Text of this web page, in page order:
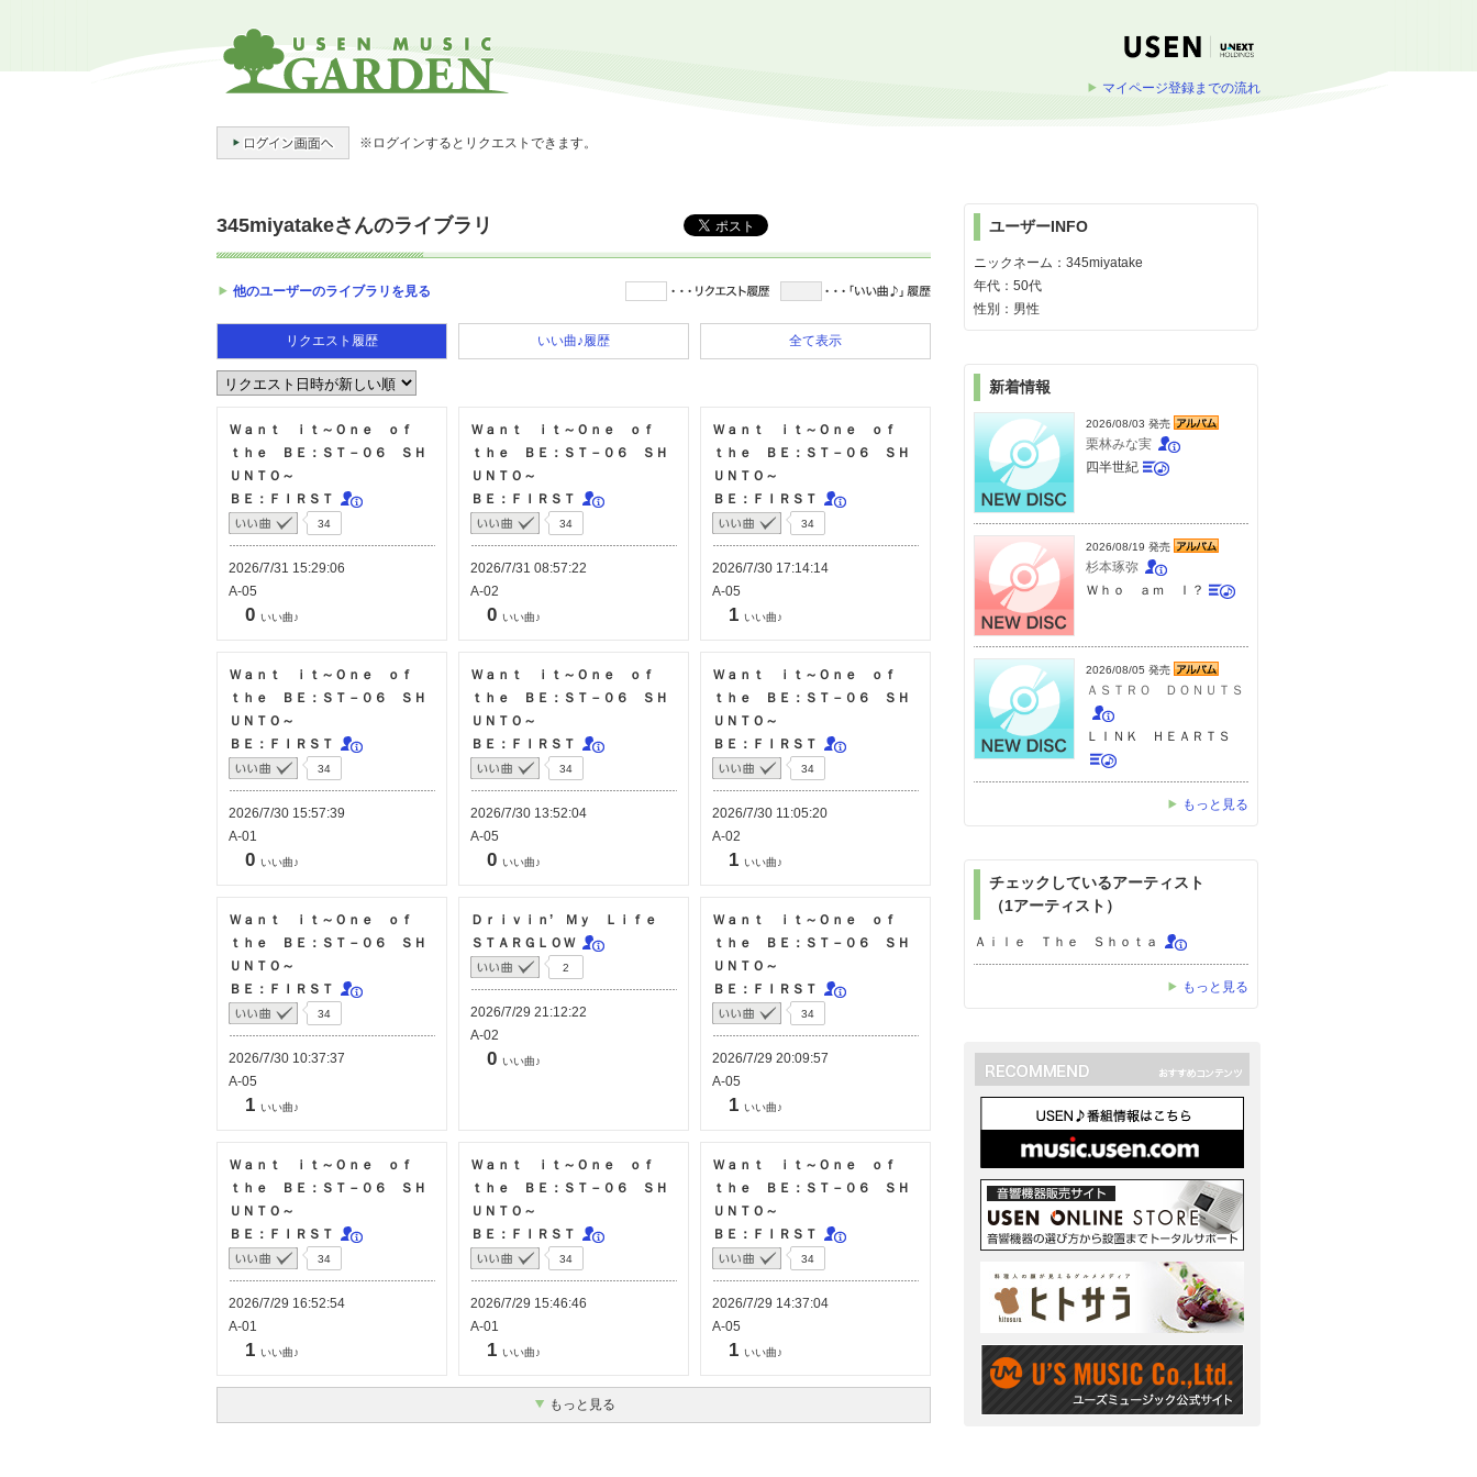
マイページ登録までの流れ
※ログインするとリクエストできます。
345miyatakeさんのライブラリ
他のユーザーのライブラリを見る
リクエスト履歴 いい曲♪履歴 全て表示
Ｗａｎｔ ｉｔ～Ｏｎｅ ｏｆ
ｔｈｅ ＢＥ：ＳＴ－０６ ＳＨ
ＵＮＴＯ～
ＢＥ：ＦＩＲＳＴ
34
2026/7/31 15:29:06
A-05
0 いい曲♪
Ｗａｎｔ ｉｔ～Ｏｎｅ ｏｆ
ｔｈｅ ＢＥ：ＳＴ－０６ ＳＨ
ＵＮＴＯ～
ＢＥ：ＦＩＲＳＴ
34
2026/7/31 08:57:22
A-02
0 いい曲♪
Ｗａｎｔ ｉｔ～Ｏｎｅ ｏｆ
ｔｈｅ ＢＥ：ＳＴ－０６ ＳＨ
ＵＮＴＯ～
ＢＥ：ＦＩＲＳＴ
34
2026/7/30 17:14:14
A-05
1 いい曲♪
Ｗａｎｔ ｉｔ～Ｏｎｅ ｏｆ
ｔｈｅ ＢＥ：ＳＴ－０６ ＳＨ
ＵＮＴＯ～
ＢＥ：ＦＩＲＳＴ
34
2026/7/30 15:57:39
A-01
0 いい曲♪
Ｗａｎｔ ｉｔ～Ｏｎｅ ｏｆ
ｔｈｅ ＢＥ：ＳＴ－０６ ＳＨ
ＵＮＴＯ～
ＢＥ：ＦＩＲＳＴ
34
2026/7/30 13:52:04
A-05
0 いい曲♪
Ｗａｎｔ ｉｔ～Ｏｎｅ ｏｆ
ｔｈｅ ＢＥ：ＳＴ－０６ ＳＨ
ＵＮＴＯ～
ＢＥ：ＦＩＲＳＴ
34
2026/7/30 11:05:20
A-02
1 いい曲♪
Ｗａｎｔ ｉｔ～Ｏｎｅ ｏｆ
ｔｈｅ ＢＥ：ＳＴ－０６ ＳＨ
ＵＮＴＯ～
ＢＥ：ＦＩＲＳＴ
34
2026/7/30 10:37:37
A-05
1 いい曲♪
Ｄｒｉｖｉｎ’ Ｍｙ Ｌｉｆｅ
ＳＴＡＲＧＬＯＷ
2
2026/7/29 21:12:22
A-02
0 いい曲♪
Ｗａｎｔ ｉｔ～Ｏｎｅ ｏｆ
ｔｈｅ ＢＥ：ＳＴ－０６ ＳＨ
ＵＮＴＯ～
ＢＥ：ＦＩＲＳＴ
34
2026/7/29 20:09:57
A-05
1 いい曲♪
Ｗａｎｔ ｉｔ～Ｏｎｅ ｏｆ
ｔｈｅ ＢＥ：ＳＴ－０６ ＳＨ
ＵＮＴＯ～
ＢＥ：ＦＩＲＳＴ
34
2026/7/29 16:52:54
A-01
1 いい曲♪
Ｗａｎｔ ｉｔ～Ｏｎｅ ｏｆ
ｔｈｅ ＢＥ：ＳＴ－０６ ＳＨ
ＵＮＴＯ～
ＢＥ：ＦＩＲＳＴ
34
2026/7/29 15:46:46
A-01
1 いい曲♪
Ｗａｎｔ ｉｔ～Ｏｎｅ ｏｆ
ｔｈｅ ＢＥ：ＳＴ－０６ ＳＨ
ＵＮＴＯ～
ＢＥ：ＦＩＲＳＴ
34
2026/7/29 14:37:04
A-05
1 いい曲♪
もっと見る
ユーザーINFO
ニックネーム：345miyatake
年代：50代
性別：男性
新着情報
2026/08/03 発売
栗林みな実
四半世紀
2026/08/19 発売
杉本琢弥
Ｗｈｏ ａｍ Ｉ？
2026/08/05 発売
ＡＳＴＲＯ ＤＯＮＵＴＳ
ＬＩＮＫ ＨＥＡＲＴＳ
もっと見る
チェックしているアーティスト
（1アーティスト）
Ａｉｌｅ Ｔｈｅ Ｓｈｏｔａ
もっと見る